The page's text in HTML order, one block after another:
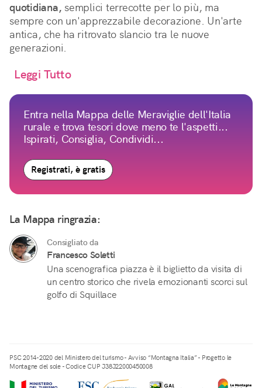
quotidiana, semplici terrecotte per lo più, ma
sempre con un'apprezzabile decorazione. Un'arte
antica, che ha ritrovato slancio tra le nuove
generazioni.
Leggi Tutto
Entra nella Mappa delle Meraviglie dell'Italia
rurale e trova tesori dove meno te l'aspetti...
Ispirati, Consiglia, Condividi...
Registrati, è gratis
La Mappa ringrazia:
Consigliato da
Francesco Soletti
Una scenografica piazza è il biglietto da visita di
un centro storico che rivela emozionanti scorci sul
golfo di Squillace
PSC 2014-2020 del Ministero del turismo - Avviso “Montagna Italia” - Progetto le
Montagne del sole - Codice CUP J38J22000450008